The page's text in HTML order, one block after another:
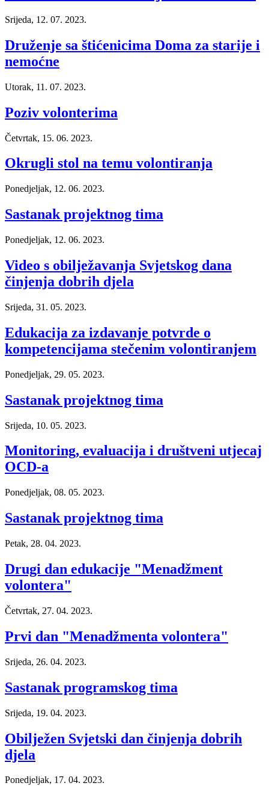
Srijeda, 12. 07. 2023.
Druženje sa štićenicima Doma za starije i
nemoćne
Utorak, 11. 07. 2023.
Poziv volonterima
Četvrtak, 15. 06. 2023.
Okrugli stol na temu volontiranja
Ponedjeljak, 12. 06. 2023.
Sastanak projektnog tima
Ponedjeljak, 12. 06. 2023.
Video s obilježavanja Svjetskog dana
činjenja dobrih djela
Srijeda, 31. 05. 2023.
Edukacija za izdavanje potvrde o
kompetencijama stečenim volontiranjem
Ponedjeljak, 29. 05. 2023.
Sastanak projektnog tima
Srijeda, 10. 05. 2023.
Monitoring, evaluacija i društveni utjecaj
OCD-a
Ponedjeljak, 08. 05. 2023.
Sastanak projektnog tima
Petak, 28. 04. 2023.
Drugi dan edukacije "Menadžment
volontera"
Četvrtak, 27. 04. 2023.
Prvi dan "Menadžmenta volontera"
Srijeda, 26. 04. 2023.
Sastanak programskog tima
Srijeda, 19. 04. 2023.
Obilježen Svjetski dan činjenja dobrih
djela
Ponedjeljak, 17. 04. 2023.